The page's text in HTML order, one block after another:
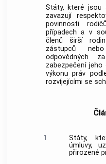
Státy, které jsou
zavazují
povinnosti
případech a v
členů širší
zástupců
odpovědných
zabezpečení
výkonu práv
rozvíjejícími se
1.
Státy,
úmluvy,
přirozené